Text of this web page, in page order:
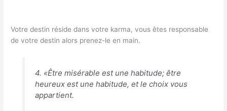
Votre destin réside dans votre karma, vous êtes responsable
de votre destin alors prenez-le en main.
4. «Être misérable est une habitude; être
heureux est une habitude, et le choix vous
appartient.